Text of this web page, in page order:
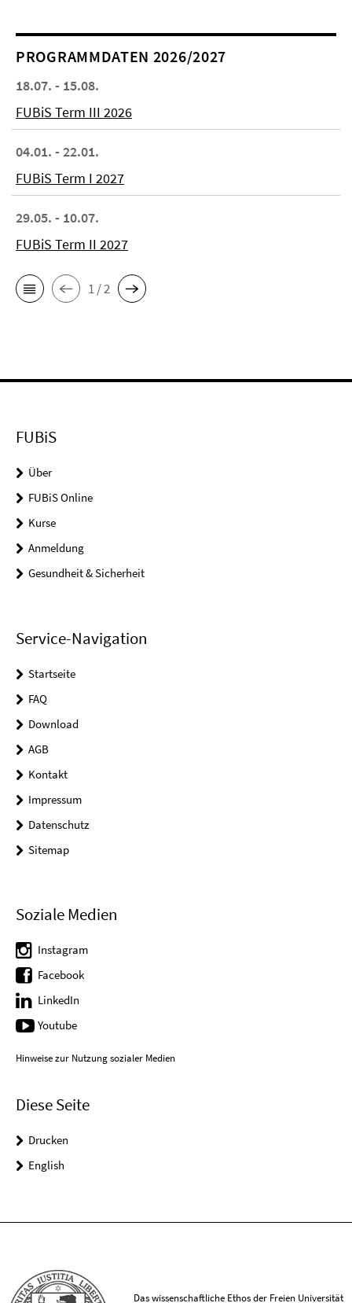
PROGRAMMDATEN 2026/2027
18.07. - 15.08.
FUBiS Term III 2026
04.01. - 22.01.
FUBiS Term I 2027
29.05. - 10.07.
FUBiS Term II 2027
1 / 2
FUBiS
Über
FUBiS Online
Kurse
Anmeldung
Gesundheit & Sicherheit
Service-Navigation
Startseite
FAQ
Download
AGB
Kontakt
Impressum
Datenschutz
Sitemap
Soziale Medien
Instagram
Facebook
LinkedIn
Youtube
Hinweise zur Nutzung sozialer Medien
Diese Seite
Drucken
English
Das wissenschaftliche Ethos der Freien Universität